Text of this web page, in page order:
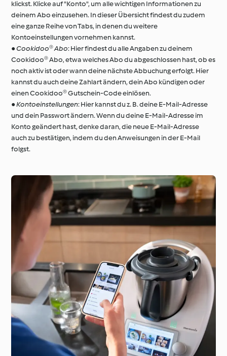
klickst. Klicke auf "Konto", um alle wichtigen Informationen zu
deinem Abo einzusehen. In dieser Übersicht findest du zudem
eine ganze Reihe von Tabs, in denen du weitere
Kontoeinstellungen vornehmen kannst.
●Cookidoo® Abo: Hier findest du alle Angaben zu deinem
Cookidoo® Abo, etwa welches Abo du abgeschlossen hast, ob es
noch aktiv ist oder wann deine nächste Abbuchung erfolgt. Hier
kannst du auch deine Zahlart ändern, dein Abo kündigen oder
einen Cookidoo® Gutschein-Code einlösen.
●Kontoeinstellungen: Hier kannst du z. B. deine E-Mail-Adresse
und dein Passwort ändern. Wenn du deine E-Mail-Adresse im
Konto geändert hast, denke daran, die neue E-Mail-Adresse
auch zu bestätigen, indem du den Anweisungen in der E-Mail
folgst.